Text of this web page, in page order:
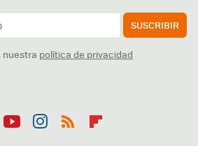
SUSCRIBIR
nuestra política de privacidad